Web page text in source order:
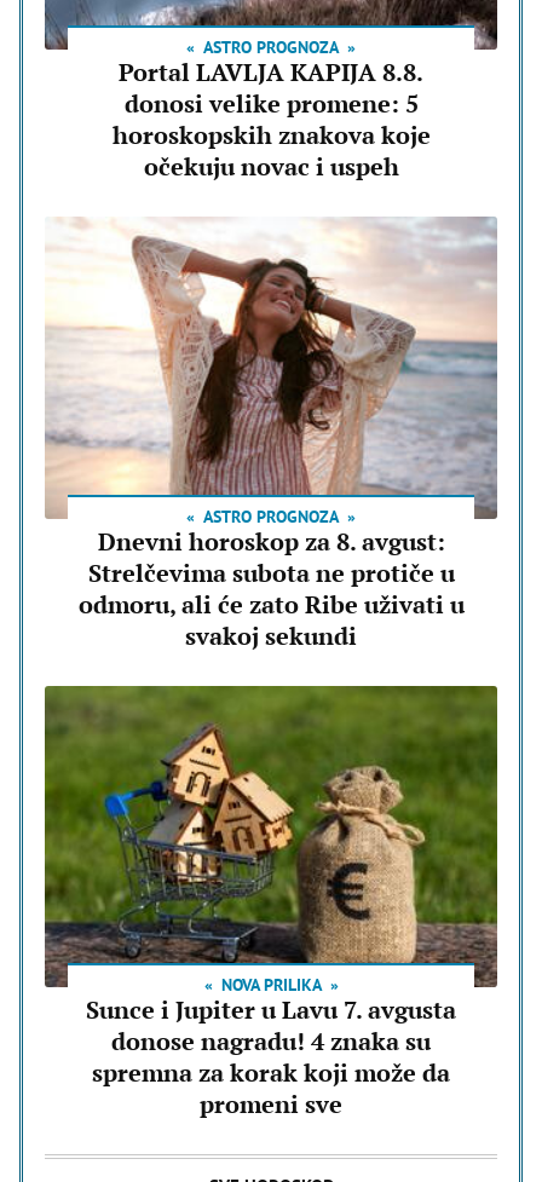
ASTRO PROGNOZA
Portal LAVLJA KAPIJA 8.8.
donosi velike promene: 5
horoskopskih znakova koje
očekuju novac i uspeh
ASTRO PROGNOZA
Dnevni horoskop za 8. avgust:
Strelčevima subota ne protiče u
odmoru, ali će zato Ribe uživati u
svakoj sekundi
NOVA PRILIKA
Sunce i Jupiter u Lavu 7. avgusta
donose nagradu! 4 znaka su
spremna za korak koji može da
promeni sve